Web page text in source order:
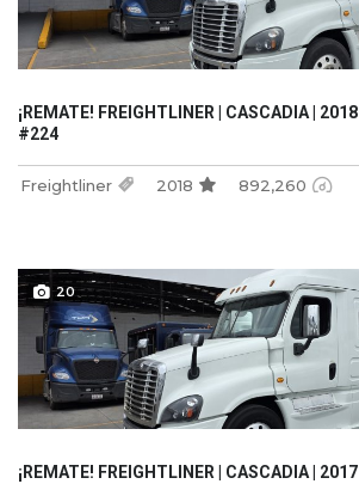
¡REMATE! FREIGHTLINER | CASCADIA | 2018 |
#224
Freightliner 2018 892,260
20
¡REMATE! FREIGHTLINER | CASCADIA | 2017 |